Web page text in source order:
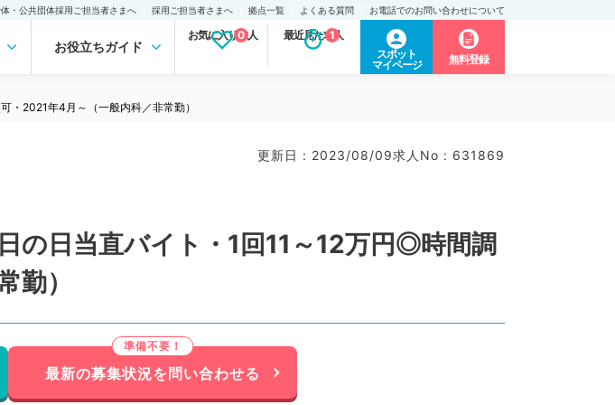
・公共団体採用ご担当者さまへ 採用ご担当者さまへ 拠点一覧 よくある質問 お電話でのお問い合わせについて
お役立ちガイド
お気に入り求人
0 最近見た求人
1
スポット
マイページ
無料登録
・2021年4月～（一般内科／非常勤）
更新日 : 2023/08/09求人No : 631869
の日当直バイト・1回11～12万円◎時間調
勤）
最新の募集状況を問い合わせる